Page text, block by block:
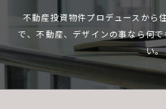
不動産投資物件プロデュースから
で、不動産、デザインの事なら何
い。